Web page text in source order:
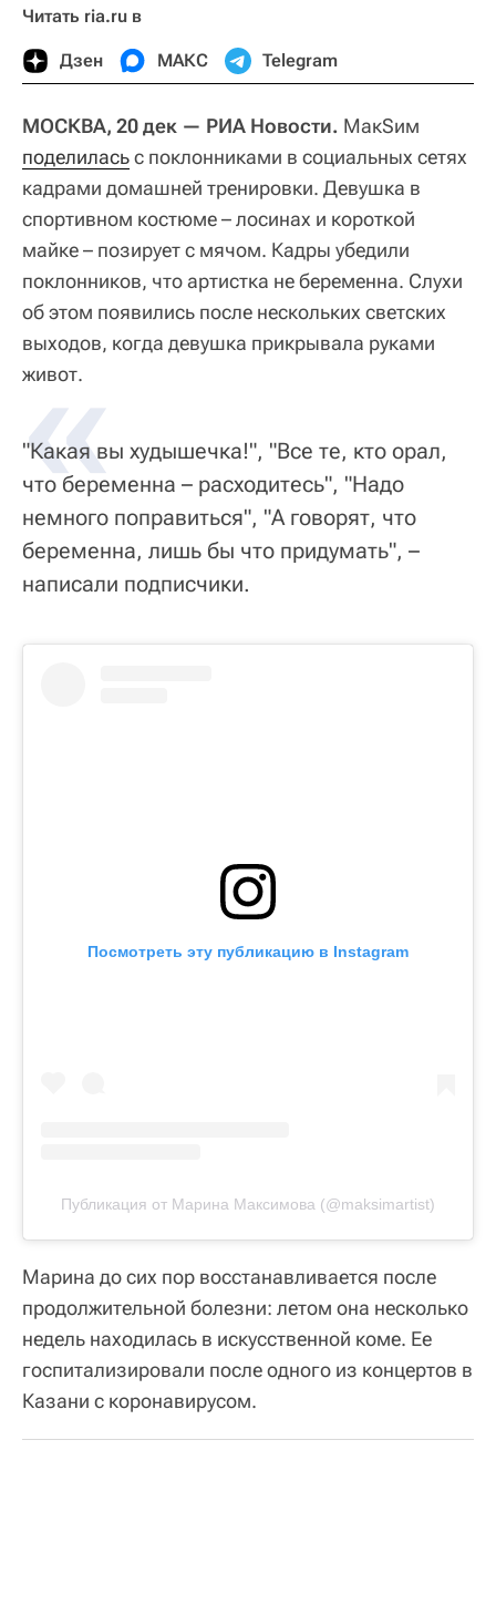
Читать ria.ru в
Дзен МАКС Telegram
МОСКВА, 20 дек — РИА Новости. МакSим
поделиласьс поклонниками в социальных сетях
кадрами домашней тренировки. Девушка в
спортивном костюме – лосинах и короткой
майке – позирует с мячом. Кадры убедили
поклонников, что артистка не беременна. Слухи
об этом появились после нескольких светских
выходов, когда девушка прикрывала руками
живот.
«
"Какая вы худышечка!", "Все те, кто орал,
что беременна – расходитесь", "Надо
немного поправиться", "А говорят, что
беременна, лишь бы что придумать", –
написали подписчики.
Посмотреть эту публикацию в Instagram
Публикация от Марина Максимова (@maksimartist)
Марина до сих пор восстанавливается после
продолжительной болезни: летом она несколько
недель находилась в искусственной коме. Ее
госпитализировали после одного из концертов в
Казани с коронавирусом.